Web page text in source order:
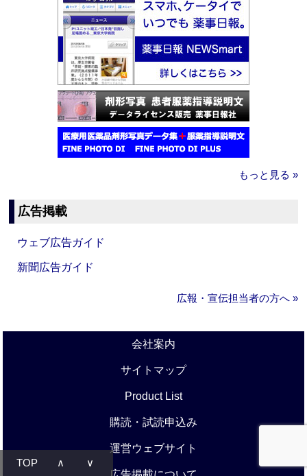
もっと見る »
広告掲載
ウェブ広告ガイド
新聞広告ガイド
広報・宣伝担当者の方へ »
会社案内
サイトマップ
Product List
購読・試読申込み
運営ウェブサイト
TOP ∧ ∨